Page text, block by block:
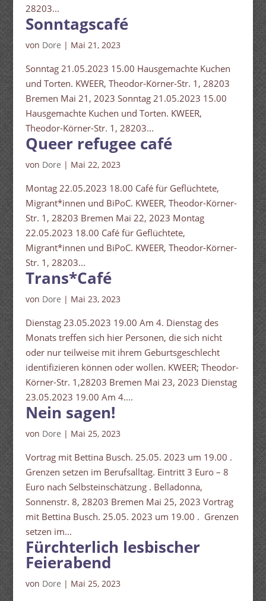
28203...
Sonntagscafé
von Dore | Mai 21, 2023
Sonntag 21.05.2023 15.00 Hausgemachte Kuchen
und Torten. KWEER, Theodor-Körner-Str. 1, 28203
Bremen Mai 21, 2023 Sonntag 21.05.2023 15.00
Hausgemachte Kuchen und Torten. KWEER,
Theodor-Körner-Str. 1, 28203...
Queer refugee café
von Dore | Mai 22, 2023
Montag 22.05.2023 18.00 Café für Geflüchtete,
Migrant*innen und BiPoC. KWEER, Theodor-Körner-
Str. 1, 28203 Bremen Mai 22, 2023 Montag
22.05.2023 18.00 Café für Geflüchtete,
Migrant*innen und BiPoC. KWEER, Theodor-Körner-
Str. 1, 28203...
Trans*Café
von Dore | Mai 23, 2023
Dienstag 23.05.2023 19.00 Am 4. Dienstag des
Monats treffen sich hier Personen, die sich nicht
oder nur teilweise mit ihrem Geburtsgeschlecht
identifizieren können oder wollen. KWEER; Theodor-
Körner-Str. 1,28203 Bremen Mai 23, 2023 Dienstag
23.05.2023 19.00 Am 4....
Nein sagen!
von Dore | Mai 25, 2023
Vortrag mit Bettina Busch. 25.05. 2023 um 19.00 .
Grenzen setzen im Berufsalltag. Eintritt 3 Euro – 8
Euro nach Selbsteinschätzung . Belladonna,
Sonnenstr. 8, 28203 Bremen Mai 25, 2023 Vortrag
mit Bettina Busch. 25.05. 2023 um 19.00 . Grenzen
setzen im...
Fürchterlich lesbischer
Feierabend
von Dore | Mai 25, 2023